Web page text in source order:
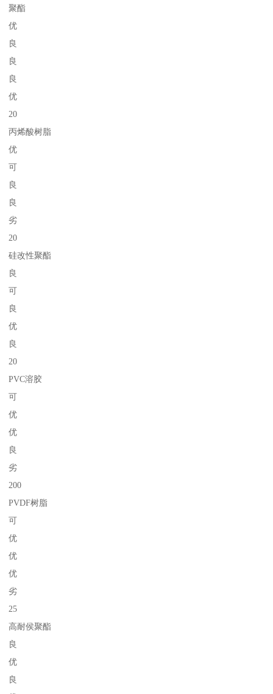
聚酯
优
良
良
良
优
20
丙烯酸树脂
优
可
良
良
劣
20
硅改性聚酯
良
可
良
优
良
20
PVC溶胶
可
优
优
良
劣
200
PVDF树脂
可
优
优
优
劣
25
高耐侯聚酯
良
优
良